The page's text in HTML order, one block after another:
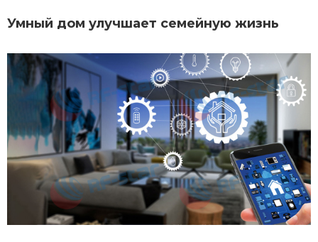
Умный дом улучшает семейную жизнь